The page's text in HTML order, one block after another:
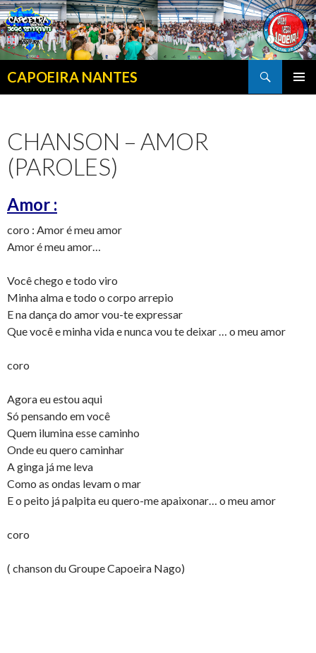
CAPOEIRA NANTES
CHANSON – AMOR
(PAROLES)
Amor :
coro : Amor é meu amor
Amor é meu amor…
Você chego e todo viro
Minha alma e todo o corpo arrepio
E na dança do amor vou-te expressar
Que você e minha vida e nunca vou te deixar … o meu amor
coro
Agora eu estou aqui
Só pensando em você
Quem ilumina esse caminho
Onde eu quero caminhar
A ginga já me leva
Como as ondas levam o mar
E o peito já palpita eu quero-me apaixonar… o meu amor
coro
( chanson du Groupe Capoeira Nago)